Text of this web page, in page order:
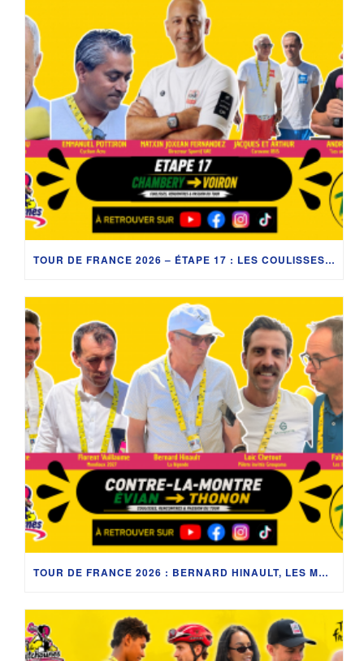
TOUR DE FRANCE 2026 – ÉTAPE 17 : LES COULISSES ENTRE CHAMBÉRY ET VOIRON AVEC UAE, VINCENT LAVENU, CYCLISM’ACTU ET LA CARAVANE DU TOUR
TOUR DE FRANCE 2026 : BERNARD HINAULT, LES MONDIAUX 2027 ET LES COULISSES DU CONTRE-LA-MONTRE ENTRE ÉVIAN-LES-BAINS ET THONON-LES-BAINS